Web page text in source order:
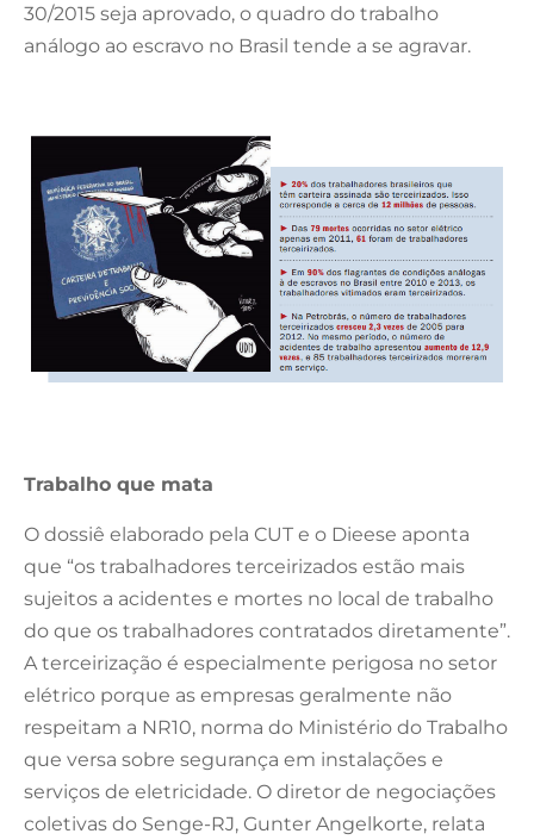
30/2015 seja aprovado, o quadro do trabalho
análogo ao escravo no Brasil tende a se agravar.
Trabalho que mata
O dossiê elaborado pela CUT e o Dieese aponta
que “os trabalhadores terceirizados estão mais
sujeitos a acidentes e mortes no local de trabalho
do que os trabalhadores contratados diretamente”.
A terceirização é especialmente perigosa no setor
elétrico porque as empresas geralmente não
respeitam a NR10, norma do Ministério do Trabalho
que versa sobre segurança em instalações e
serviços de eletricidade. O diretor de negociações
coletivas do Senge-RJ, Gunter Angelkorte, relata